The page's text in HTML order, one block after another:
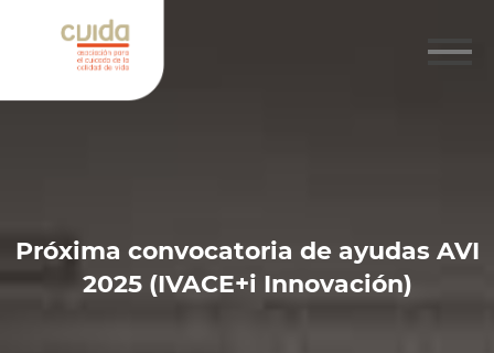
Próxima convocatoria de ayudas AVI
2025 (IVACE+i Innovación)